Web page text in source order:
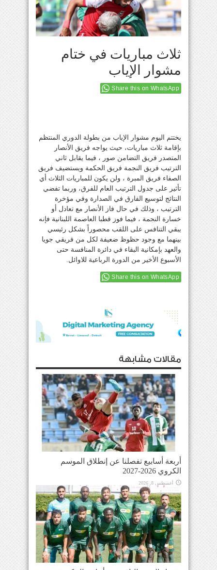
ثلاث مباريات في ختام
مشوار الإياب
Share this on WhatsApp
يختتم اليوم مشوار الإياب من بطولة الدوري المنتظم
بإقامة ثلاث مباريات، حيث يواجه فريق الأنصار
المتصدر فريق التضامن صور ، فيما يقابل ثاني
الترتيب فريق النجمة فريق الحكمة ويستضيف فريق
الصفاء فريق المبرة ، ولن يكون للمباريات الثلاث أي
تأثير على جدول الترتيب العام للفرق، وربما تفضي
النتائج لتوسيع الفارق في الصدارة وفي مؤخرة
الترتيب ، وذلك في حال فاز الأنصار مع تعادل أو
خسارة النجمة ، فيما فوز قطبا العاصمة اللبنانية فإنه
يبقي التنافس على اللقب محصوراً بشكل رئيسي
بينهما مع وجود حظوظ ضعيفة لكل من فريقي جويا
والعهد بإمكانية البقاء في دائرة المنافسة حتى
الأسبوع الأخير من الدورة الرباعية للاوائل.
Share this on WhatsApp
مقالات مشابهة
أربعة أسابيع تفصلنا عن إنطلاق الموسم
الكروي 2026-2027
أغسطس 8, 2026